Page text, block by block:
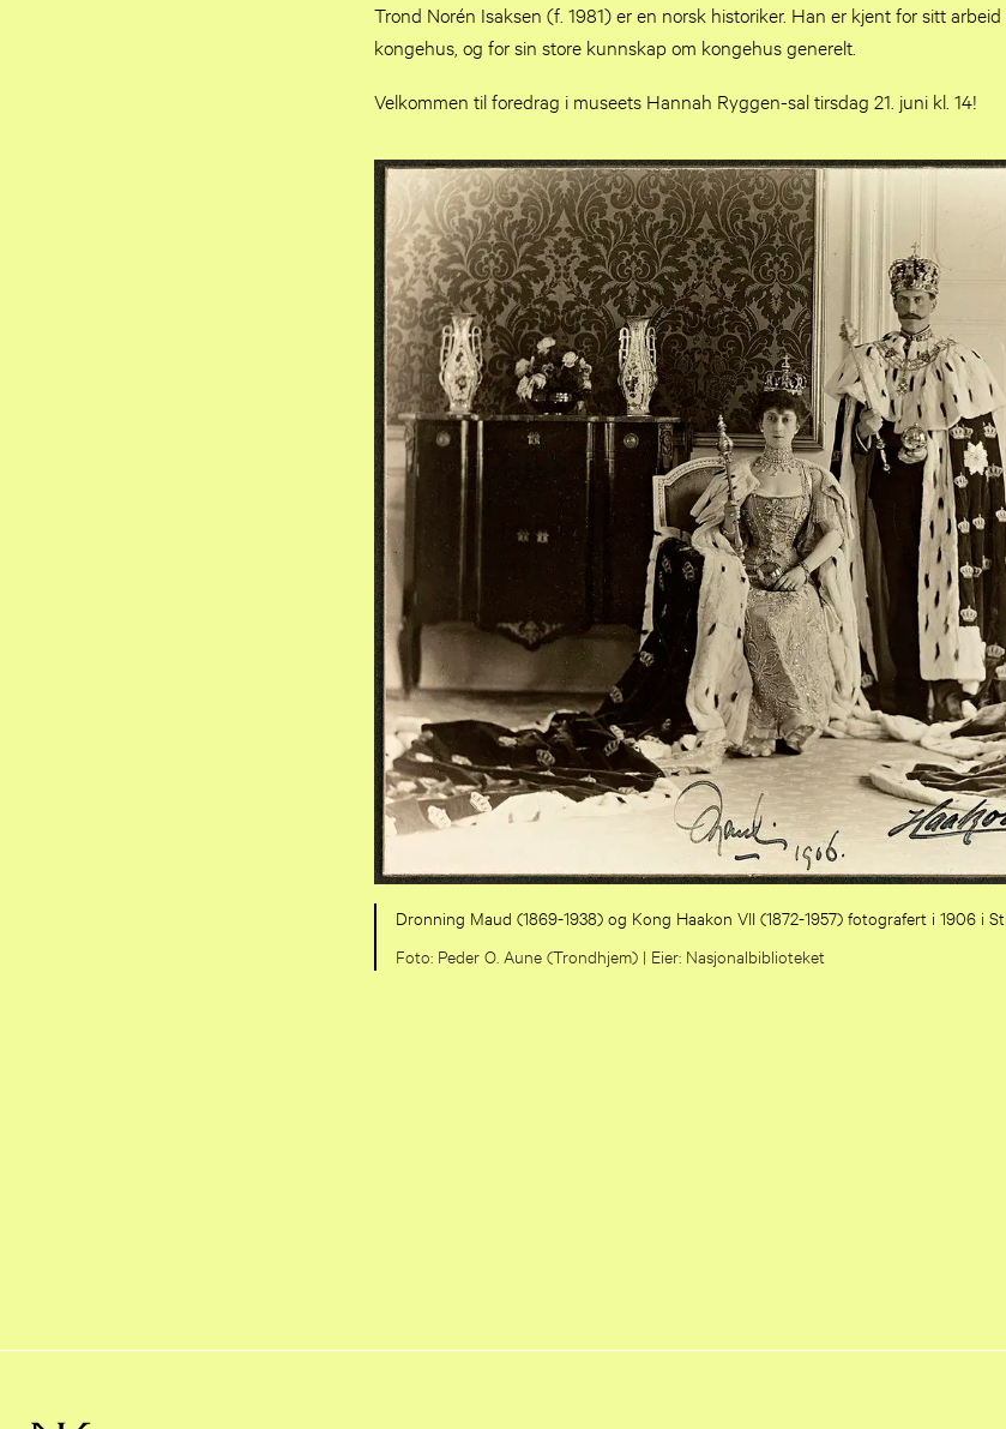
Trond Norén Isaksen (f. 1981) er en norsk historiker. Han er kjent for sitt
kongehus, og for sin store kunnskap om kongehus generelt.
Velkommen til foredrag i museets Hannah Ryggen-sal tirsdag 21. juni kl. 14!
Dronning Maud (1869-1938) og Kong Haakon VII (1872-1957) fotografert i 1906 i
Peder O. Aune (Trondhjem) |
Nasjonalbiblioteket